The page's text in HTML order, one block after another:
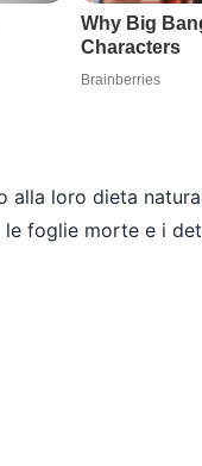
loro dieta
foglie morte e i